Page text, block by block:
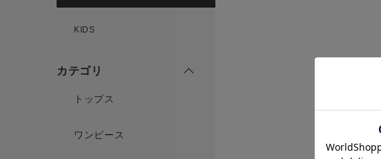
KIDS
カテゴリ
トップス
ワンピース